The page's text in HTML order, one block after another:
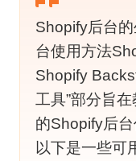
Shopify后台
台使用方法
Shopify
工具”部分旨
的Shopify后台
以下是一些可